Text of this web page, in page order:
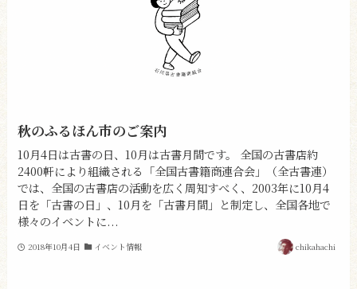
秋のふるほん市のご案内
10月4日は古書の日、10月は古書月間です。 全国の古書店約
2400軒により組織される「全国古書籍商連合会」（全古書連）
では、全国の古書店の活動を広く周知すべく、2003年に10月4
日を「古書の日」、10月を「古書月間」と制定し、全国各地で
様々のイベントに...
2018年10月4日 イベント情報 chikahachi